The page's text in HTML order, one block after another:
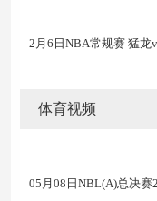
2月6日NBA常规赛 猛龙
体育视频
05月08日NBL(A)总决赛